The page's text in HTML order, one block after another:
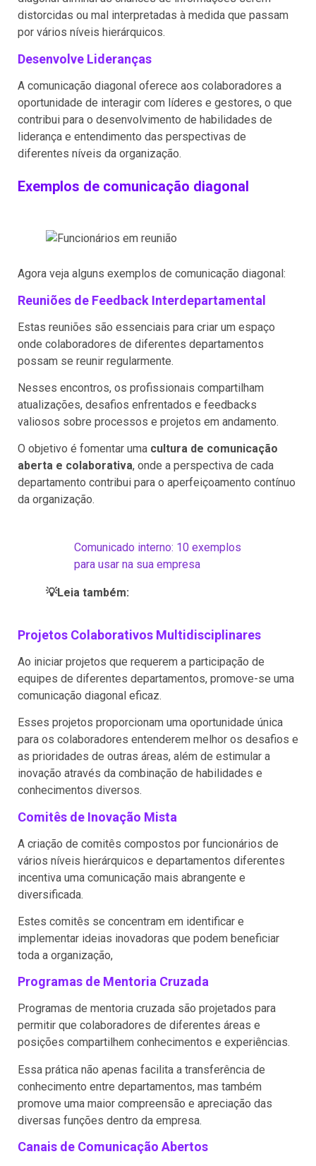
distorcidas ou mal interpretadas à medida que passam
por vários níveis hierárquicos.
Desenvolve Lideranças
A comunicação diagonal oferece aos colaboradores a
oportunidade de interagir com líderes e gestores, o que
contribui para o desenvolvimento de habilidades de
liderança e entendimento das perspectivas de
diferentes níveis da organização.
Exemplos de comunicação diagonal
Agora veja alguns exemplos de comunicação diagonal:
Reuniões de Feedback Interdepartamental
Estas reuniões são essenciais para criar um espaço
onde colaboradores de diferentes departamentos
possam se reunir regularmente.
Nesses encontros, os profissionais compartilham
atualizações, desafios enfrentados e feedbacks
valiosos sobre processos e projetos em andamento.
O objetivo é fomentar uma cultura de comunicação
aberta e colaborativa, onde a perspectiva de cada
departamento contribui para o aperfeiçoamento contínuo
da organização.
Comunicado interno: 10 exemplos
para usar na sua empresa
💡Leia também:
Projetos Colaborativos Multidisciplinares
Ao iniciar projetos que requerem a participação de
equipes de diferentes departamentos, promove-se uma
comunicação diagonal eficaz.
Esses projetos proporcionam uma oportunidade única
para os colaboradores entenderem melhor os desafios e
as prioridades de outras áreas, além de estimular a
inovação através da combinação de habilidades e
conhecimentos diversos.
Comitês de Inovação Mista
A criação de comitês compostos por funcionários de
vários níveis hierárquicos e departamentos diferentes
incentiva uma comunicação mais abrangente e
diversificada.
Estes comitês se concentram em identificar e
implementar ideias inovadoras que podem beneficiar
toda a organização,
Programas de Mentoria Cruzada
Programas de mentoria cruzada são projetados para
permitir que colaboradores de diferentes áreas e
posições compartilhem conhecimentos e experiências.
Essa prática não apenas facilita a transferência de
conhecimento entre departamentos, mas também
promove uma maior compreensão e apreciação das
diversas funções dentro da empresa.
Canais de Comunicação Abertos